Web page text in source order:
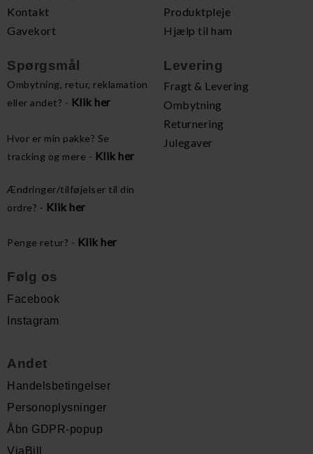
Kontakt
Gavekort
Produktpleje
Hjælp til ham
Spørgsmål
Ombytning, retur, reklamation
eller andet? - Klik her
Hvor er min pakke? Se
tracking og mere - Klik her
Ændringer/tilføjelser til din
ordre? - Klik her
Penge retur? - Klik her
Levering
Fragt & Levering
Ombytning
Returnering
Julegaver
Følg os
Facebook
Instagram
Andet
Handelsbetingelser
Personoplysninger
Åbn GDPR-popup
ViaBill